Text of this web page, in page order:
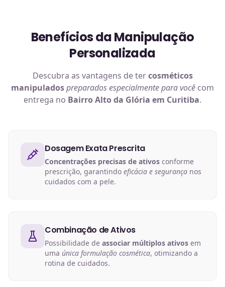
Benefícios da Manipulação
Personalizada
Descubra as vantagens de tercosméticos
manipuladospreparados especialmente para você com
entrega no Bairro Alto da Glória em Curitiba.
Dosagem Exata Prescrita
Concentrações precisas de ativos conforme
prescrição, garantindo eficácia e segurança nos
cuidados com a pele.
Combinação de Ativos
Possibilidade de associar múltiplos ativos em
uma única formulação cosmética, otimizando a
rotina de cuidados.